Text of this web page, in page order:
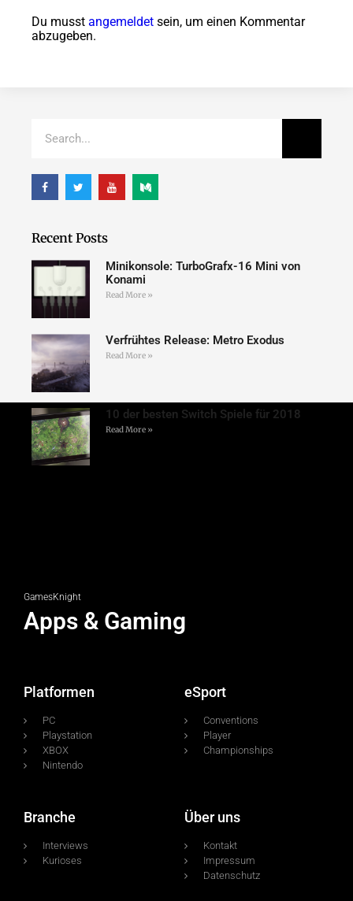
Du musst angemeldet sein, um einen Kommentar
abzugeben.
Recent Posts
Minikonsole: TurboGrafx-16 Mini von
Konami
Read More »
Verfrühtes Release: Metro Exodus
Read More »
10 der besten Switch Spiele für 2018
Read More »
GamesKnight
Apps & Gaming
Platformen
PC
Playstation
XBOX
Nintendo
eSport
Conventions
Player
Championships
Branche
Interviews
Kurioses
Über uns
Kontakt
Impressum
Datenschutz